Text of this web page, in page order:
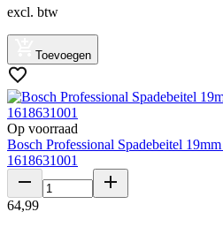
excl. btw
Toevoegen
Op voorraad
Bosch Professional Spadebeitel
1618631001
64,99